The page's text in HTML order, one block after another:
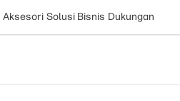
Aksesori Solusi Bisnis Dukungan